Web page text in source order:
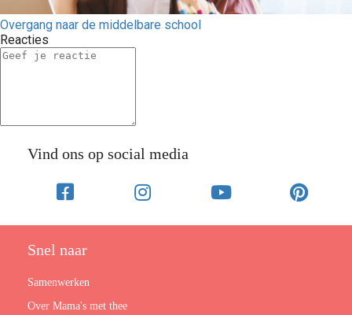
Overgang naar de middelbare school
Reacties
Vind ons op social media
Snel naar
Samenwerken
Over Mama's met thee